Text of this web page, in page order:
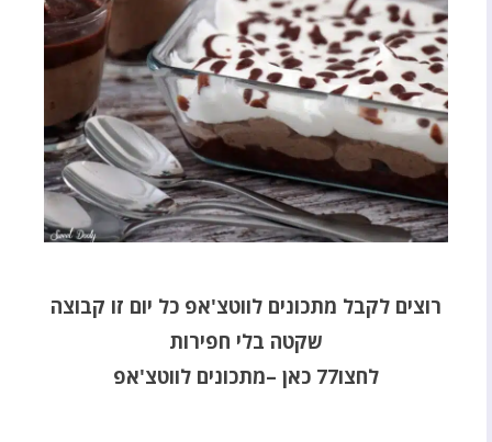
רוצים לקבל מתכונים לווטצ'אפ כל יום זו קבוצה
שקטה בלי חפירות
לחצו77 כאן
–מתכונים לווטצ'אפ